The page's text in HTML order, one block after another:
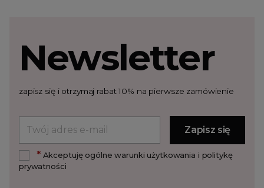
Newsletter
zapisz się i otrzymaj rabat 10% na pierwsze zamówienie
*Akceptuję ogólne warunki użytkowania i politykę
prywatności